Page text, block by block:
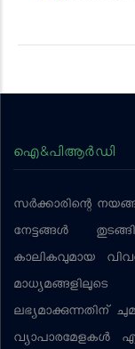
ഐ&പിആര്‍ഡി
സര്‍ക്കാരിന്റെ
നേട്ടങ്ങള്‍
കാലികവുമായ
ലഭ്യമാക്കുന്നതിന്
വ്യാപാരമേളകള്‍